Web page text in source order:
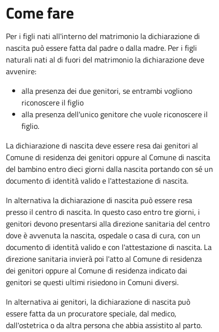
Come fare
Per i figli nati all'interno del matrimonio la dichiarazione di
nascita può essere fatta dal padre o dalla madre. Per i figli
naturali nati al di fuori del matrimonio la dichiarazione deve
avvenire:
alla presenza dei due genitori, se entrambi vogliono
riconoscere il figlio
alla presenza dell'unico genitore che vuole riconoscere il
figlio.
La dichiarazione di nascita deve essere resa dai genitori al
Comune di residenza dei genitori oppure al Comune di nascita
del bambino entro dieci giorni dalla nascita portando con sé un
documento di identità valido e l'attestazione di nascita.
In alternativa la dichiarazione di nascita può essere resa
presso il centro di nascita. In questo caso entro tre giorni, i
genitori devono presentarsi alla direzione sanitaria del centro
dove è avvenuta la nascita, ospedale o casa di cura, con un
documento di identità valido e con l'attestazione di nascita. La
direzione sanitaria invierà poi l'atto al Comune di residenza
dei genitori oppure al Comune di residenza indicato dai
genitori se questi ultimi risiedono in Comuni diversi.
In alternativa ai genitori, la dichiarazione di nascita può
essere fatta da un procuratore speciale, dal medico,
dall'ostetrica o da altra persona che abbia assistito al parto.